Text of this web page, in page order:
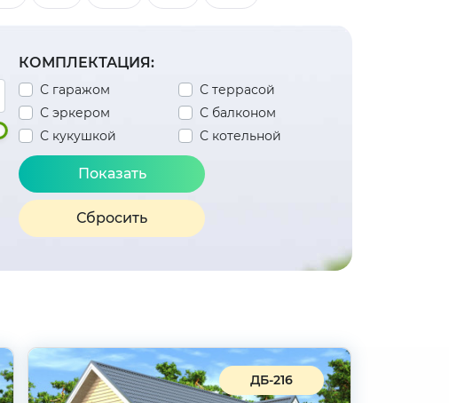
КОМПЛЕКТАЦИЯ:
С гаражом
С эркером
С кукушкой
С террасой
С балконом
С котельной
Сбросить
ДБ-216